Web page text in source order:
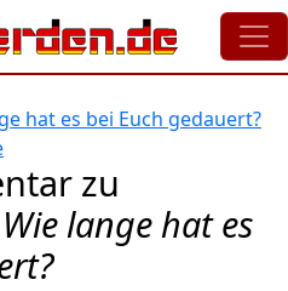
hat es bei Euch gedauert?
zu
lange hat es